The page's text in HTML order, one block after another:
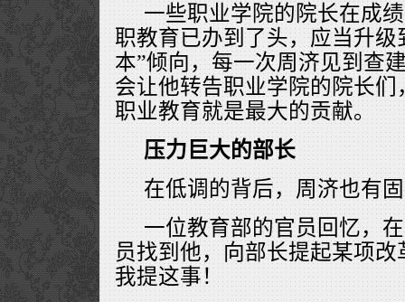
一些职业学院的院长在成
职教育已办到了头，应当升级
本”倾向，每一次周济见到查
会让他转告职业学院的院长
职业教育就是最大的贡献。
压力巨大的部长
在低调的背后，周济也有
一位教育部的官员回忆，
员找到他，向部长提起某项
我提这事！